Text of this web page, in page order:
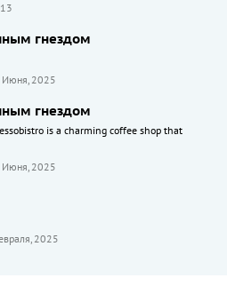
гнездом
Июня, 2025
гнездом
is a charming coffee shop that
Июня, 2025
2025